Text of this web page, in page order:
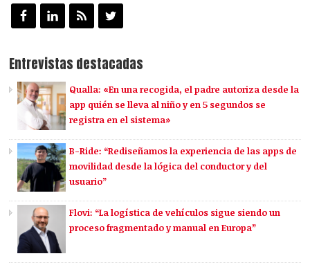
Entrevistas destacadas
Qualla: «En una recogida, el padre autoriza desde la
app quién se lleva al niño y en 5 segundos se
registra en el sistema»
B-Ride: “Rediseñamos la experiencia de las apps de
movilidad desde la lógica del conductor y del
usuario”
Flovi: “La logística de vehículos sigue siendo un
proceso fragmentado y manual en Europa”